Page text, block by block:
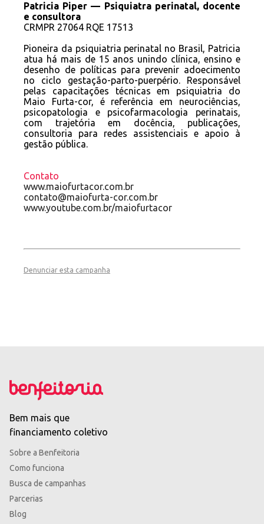
Patricia Piper — Psiquiatra perinatal, docente
e consultora
CRMPR 27064 RQE 17513
Pioneira da psiquiatria perinatal no Brasil, Patricia
atua há mais de 15 anos unindo clínica, ensino e
desenho de políticas para prevenir adoecimento
no ciclo gestação-parto-puerpério. Responsável
pelas capacitações técnicas em psiquiatria do
Maio Furta-cor, é referência em neurociências,
psicopatologia e psicofarmacologia perinatais,
com trajetória em docência, publicações,
consultoria para redes assistenciais e apoio à
gestão pública.
Contato
www.maiofurtacor.com.br
contato@maiofurta-cor.com.br
www.youtube.com.br/maiofurtacor
Denunciar esta campanha
Bem mais que
financiamento coletivo
Sobre a Benfeitoria
Como funciona
Busca de campanhas
Parcerias
Blog